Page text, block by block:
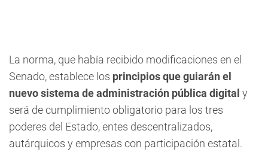
La norma, que había recibido modificaciones en el
Senado, establece los principios que guiarán el
nuevo sistema de administración pública digital y
será de cumplimiento obligatorio para los tres
poderes del Estado, entes descentralizados,
autárquicos y empresas con participación estatal.